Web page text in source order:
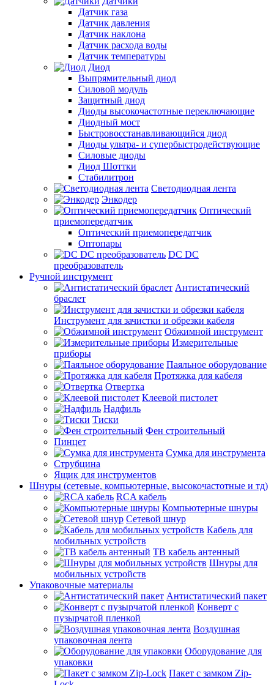
Датчик газа
Датчик давления
Датчик наклона
Датчик расхода воды
Датчик температуры
Диод
Выпрямительный диод
Силовой модуль
Защитный диод
Диоды высокочастотные переключающие
Диодный мост
Быстровосстанавливающийся диод
Диоды ультра- и супербыстродействующие
Силовые диоды
Диод Шоттки
Стабилитрон
Светодиодная лента
Энкодер
Оптический
приемопередатчик
Оптический приемопередатчик
Оптопары
DC DC
преобразователь
Ручной инструмент
Антистатический
браслет
Инструмент для зачистки и обрезки кабеля
Обжимной инструмент
Измерительные
приборы
Паяльное оборудование
Протяжка для кабеля
Отвертка
Клеевой пистолет
Надфиль
Тиски
Фен строительный
Пинцет
Сумка для инструмента
Струбцина
Ящик для инструментов
Шнуры (сетевые, компьютерные, высокочастотные и тд)
RCA кабель
Компьютерные шнуры
Сетевой шнур
Кабель для
мобильных устройств
ТВ кабель антенный
Шнуры для
мобильных устройств
Упаковочные материалы
Антистатический пакет
Конверт с
пузырчатой пленкой
Воздушная
упаковочная лента
Оборудование для
упаковки
Пакет с замком Zip-